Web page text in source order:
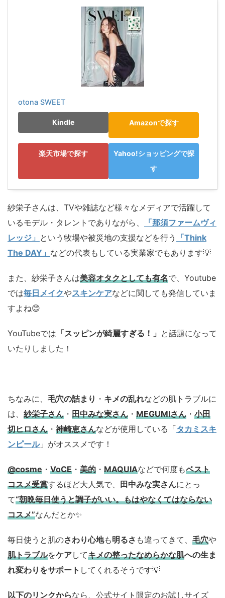
otona SWEET
Kindle Amazonで探す
楽天市場で探す
Yahoo!ショッピングで探
す
紗栄子さんは、TVや雑誌など様々なメディアで活躍して
いるモデル・タレントでありながら、
「那須ファームヴィ
レッジ」 という牧場や被災地の支援などを行う
「Think
The DAY」 などの代表もしている実業家でもあります💡
また、紗栄子さんは美容オタクとしても有名で、Youtube
では毎日メイクやスキンケアなどに関しても発信していま
すよね😊
YouTubeでは 「スッピンが綺麗すぎる！」 と話題になって
いたりしました！
ちなみに、 毛穴の詰まり ・ キメの乱れなどの肌トラブルに
は、 紗栄子さん ・ 田中みな実さん ・ MEGUMIさん ・ 小田
切ヒロさん ・ 神崎恵さんなどが使用している「タカミスキ
ンピール」がオススメです！
@cosme ・ VoCE ・ 美的 ・ MAQUIAなどで何度もベスト
コスメ受賞するほど大人気で、 田中みな実さんにとっ
て“朝晩毎日使うと調子がいい。もはやなくてはならない
コスメ”なんだとか✨
毎日使うと肌のさわり心地も明るさ も違ってきて、 毛穴や
肌トラブルをケアしてキメの整ったなめらかな肌への生ま
れ変わりをサポート してくれるそうです💡
以下のリンクからなら、公式サイト限定のお試しサイズ